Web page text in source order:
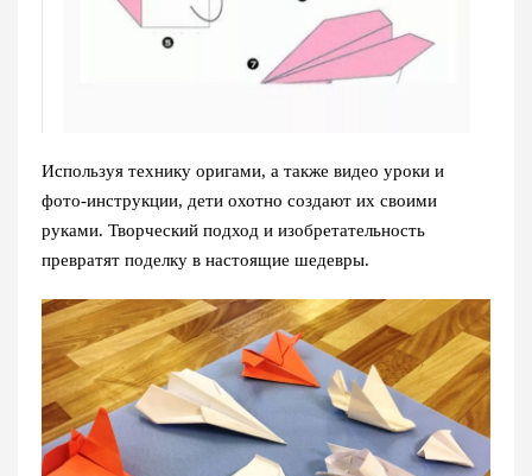
Используя технику оригами, а также видео уроки и
фото-инструкции, дети охотно создают их своими
руками. Творческий подход и изобретательность
превратят поделку в настоящие шедевры.